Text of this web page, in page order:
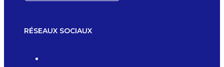
RÉSEAUX SOCIAUX